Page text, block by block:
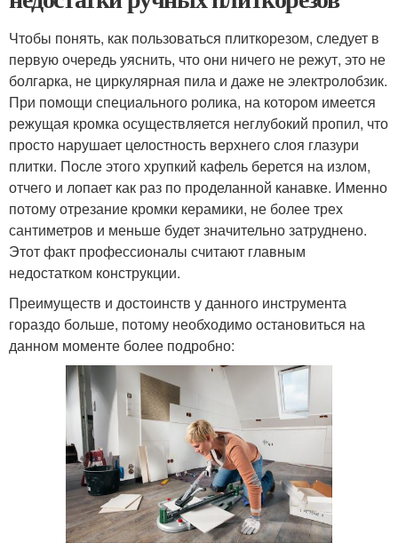
Чтобы понять, как пользоваться плиткорезом, следует в
первую очередь уяснить, что они ничего не режут, это не
болгарка, не циркулярная пила и даже не электролобзик.
При помощи специального ролика, на котором имеется
режущая кромка осуществляется неглубокий пропил, что
просто нарушает целостность верхнего слоя глазури
плитки. После этого хрупкий кафель берется на излом,
отчего и лопает как раз по проделанной канавке. Именно
потому отрезание кромки керамики, не более трех
сантиметров и меньше будет значительно затруднено.
Этот факт профессионалы считают главным
недостатком конструкции.
Преимуществ и достоинств у данного инструмента
гораздо больше, потому необходимо остановиться на
данном моменте более подробно: